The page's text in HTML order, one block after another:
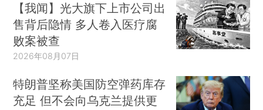
【我闻】光大旗下上市公司出
售背后隐情 多人卷入医疗腐
败案被查
2026年08月07日
特朗普坚称美国防空弹药库存
充足 但不会向乌克兰提供更